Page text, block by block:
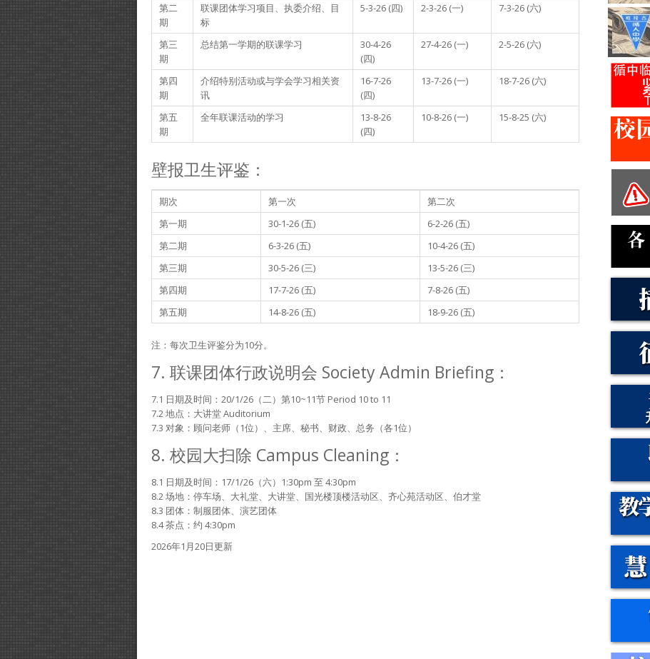
第二
期
联课团体学习项目、执委介绍、目
标
5-3-26 (四) 2-3-26 (一) 7-3-26 (六)
第三
期
总结第一学期的联课学习
30-4-26
(四)
27-4-26 (一) 2-5-26 (六)
第四
期
介绍特别活动或与学会学习相关资
讯
16-7-26
(四)
13-7-26 (一) 18-7-26 (六)
第五
期
全年联课活动的学习
13-8-26
(四)
10-8-26 (一) 15-8-25 (六)
壁报卫生评鉴：
期次 第一次
第二次
第一期
30-1-26 (五)
6-2-26 (五)
第二期
6-3-26 (五)
10-4-26 (五)
第三期
30-5-26 (三)
13-5-26 (三)
第四期
17-7-26 (五)
7-8-26 (五)
第五期
14-8-26 (五) 18-9-26 (五)
注：每次卫生评鉴分为10分。
7. 联课团体行政说明会 Society Admin Briefing：
7.1 日期及时间：20/1/26（二）第10~11节 Period 10 to 11
7.2 地点：大讲堂 Auditorium
7.3 对象：顾问老师（1位）、主席、秘书、财政、总务（各1位）
8. 校园大扫除 Campus Cleaning：
8.1 日期及时间：17/1/26（六）1:30pm 至 4:30pm
8.2 场地：停车场、大礼堂、大讲堂、国光楼顶楼活动区、齐心苑活动区、伯才堂
8.3 团体：制服团体、演艺团体
8.4 茶点：约 4:30pm
2026年1月20日更新